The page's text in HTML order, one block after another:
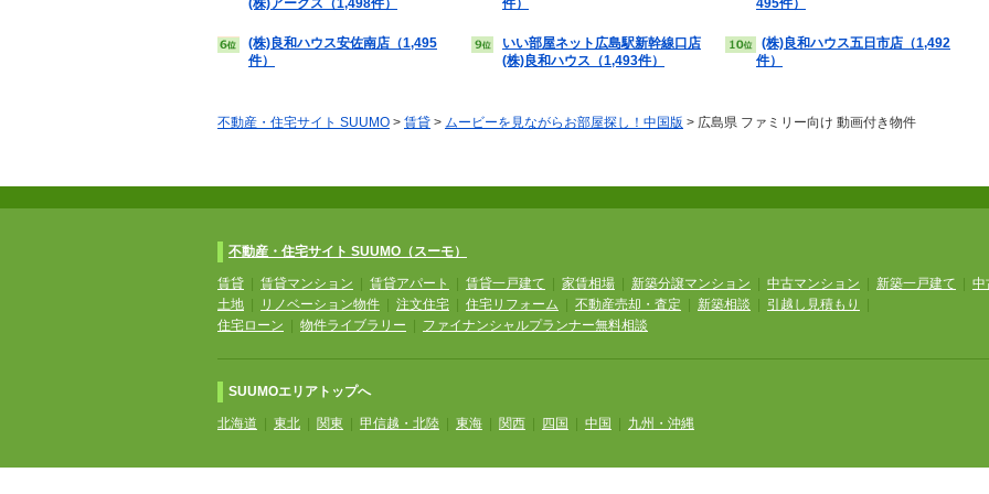
(株)アークス（1,498件）
件）
495件）
(株)良和ハウス安佐南店（1,495
件）
いい部屋ネット広島駅新幹線口店
(株)良和ハウス（1,493件）
(株)良和ハウス五日市店（1,492
件）
不動産・住宅サイト SUUMO > 賃貸 > ムービーを見ながらお部屋探し！中国版 > 広島県 ファミリー向け 動画付き物件
不動産・住宅サイト SUUMO（スーモ）
賃貸 賃貸マンション 賃貸アパート 賃貸一戸建て 家賃相場 新築分譲マンション 中古マンション 新築一戸建て 中
土地
リノベーション物件 注文住宅 住宅リフォーム 不動産売却・査定 新築相談 引越し見積もり
住宅ローン
物件ライブラリー ファイナンシャルプランナー無料相談
SUUMOエリアトップへ
北海道 東北 関東 甲信越・北陸 東海 関西 四国 中国 九州・沖縄